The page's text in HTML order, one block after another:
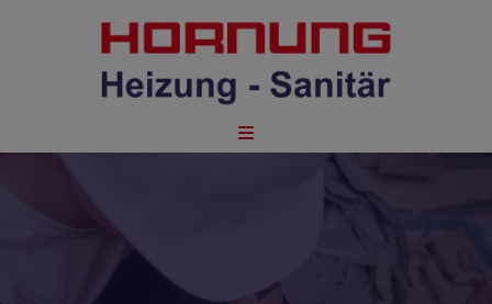
schließen